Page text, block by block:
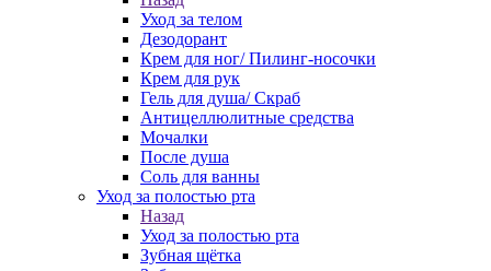
Уход за телом
Дезодорант
Крем для ног/ Пилинг-носочки
Крем для рук
Гель для душа/ Скраб
Антицеллюлитные средства
Мочалки
После душа
Соль для ванны
Уход за полостью рта
Назад
Уход за полостью рта
Зубная щётка